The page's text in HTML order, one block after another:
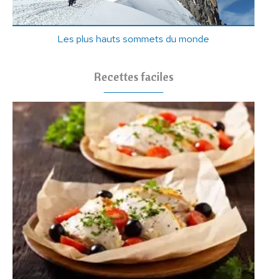
Les plus hauts sommets du monde
Recettes faciles